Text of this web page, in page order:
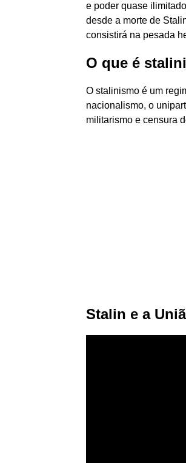
e poder quase
desde a morte de
consistirá na pesada
O que é
O stalinismo é um
nacionalismo, o
militarismo e censura
Stalin e a